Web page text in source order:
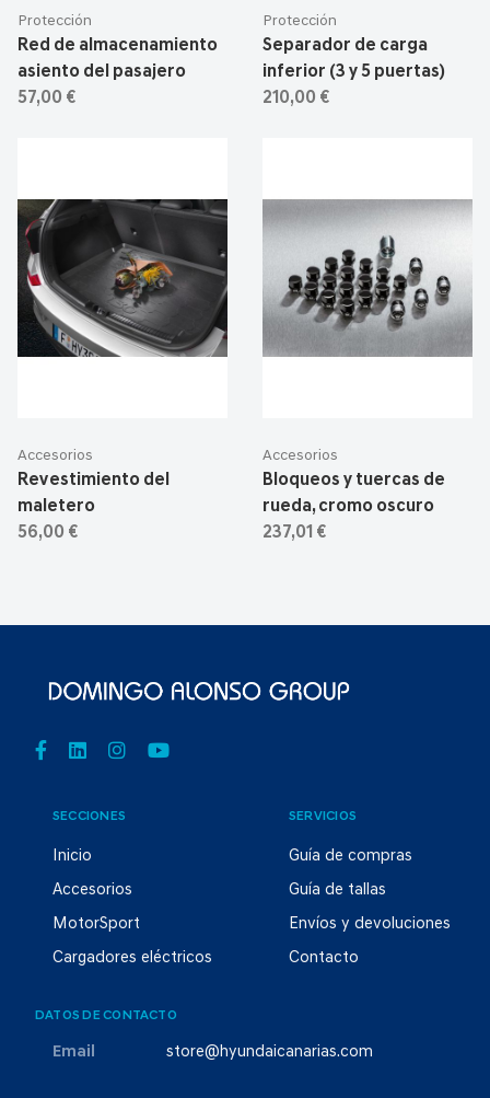
Protección
Red de almacenamiento
asiento del pasajero
57,00 €
Protección
Separador de carga
inferior (3 y 5 puertas)
210,00 €
Accesorios
Revestimiento del
maletero
56,00 €
Accesorios
Bloqueos y tuercas de
rueda, cromo oscuro
237,01 €
SECCIONES
Inicio
Accesorios
MotorSport
Cargadores eléctricos
SERVICIOS
Guía de compras
Guía de tallas
Envíos y devoluciones
Contacto
DATOS DE CONTACTO
Email store@hyundaicanarias.com